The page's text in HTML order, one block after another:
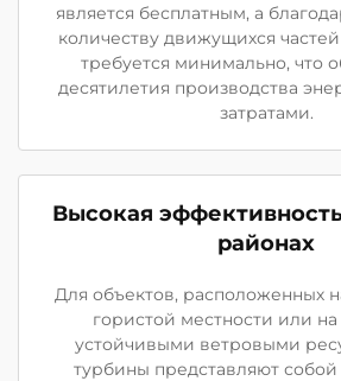
является бесплатным, а
количеству движущихся
требуется минимально, что
десятилетия производства
затратами.
Высокая
районах
Для объектов, расположенных
гористой местности или
устойчивыми ветровыми
турбины представляют